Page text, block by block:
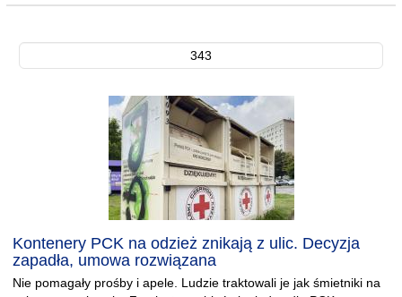
343
Kontenery PCK na odzież znikają z ulic. Decyzja
zapadła, umowa rozwiązana
Nie pomagały prośby i apele. Ludzie traktowali je jak śmietniki na